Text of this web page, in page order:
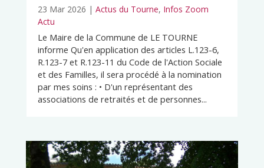
23 Mar 2026 | Actus du Tourne, Infos Zoom
Actu
Le Maire de la Commune de LE TOURNE
informe Qu'en application des articles L.123-6,
R.123-7 et R.123-11 du Code de l'Action Sociale
et des Familles, il sera procédé à la nomination
par mes soins : • D'un représentant des
associations de retraités et de personnes...